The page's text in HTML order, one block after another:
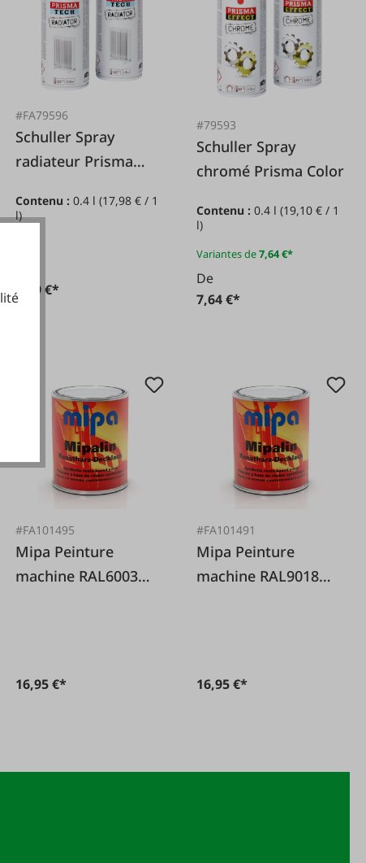
#FA79596
Schuller Spray
radiateur Prisma
Contenu :0.4 l(17,98 € / 1
l)
7,19 €*
#79593
Schuller Spray
chromé Prisma Color
Contenu :0.4 l(19,10 € / 1
l)
Variantes de7,64 €*
De
7,64 €*
#FA101495
Mipa Peinture
machine RAL6003
16,95 €*
#FA101491
Mipa Peinture
machine RAL9018
16,95 €*
fonctionnels